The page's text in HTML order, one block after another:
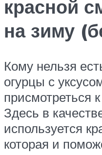
красной
на зиму
Кому нельзя
огурцы с
присмотреться
Здесь в
используется
которая и